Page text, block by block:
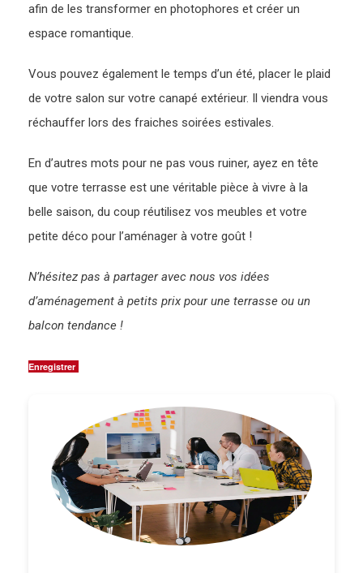
afin de les transformer en photophores et créer un
espace romantique.
Vous pouvez également le temps d’un été, placer le plaid
de votre salon sur votre canapé extérieur. Il viendra vous
réchauffer lors des fraiches soirées estivales.
En d’autres mots pour ne pas vous ruiner, ayez en tête
que votre terrasse est une véritable pièce à vivre à la
belle saison, du coup réutilisez vos meubles et votre
petite déco pour l’aménager à votre goût !
N’hésitez pas à partager avec nous vos idées
d’aménagement à petits prix pour une terrasse ou un
balcon tendance !
Enregistrer